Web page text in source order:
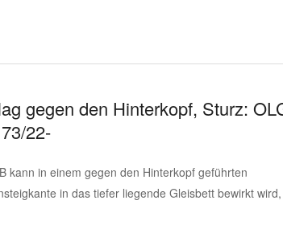
gegen den Hinterkopf, Sturz:
22-
kann in einem gegen den Hinterkopf geführten
in das tiefer liegende Gleisbett bewirkt wird,